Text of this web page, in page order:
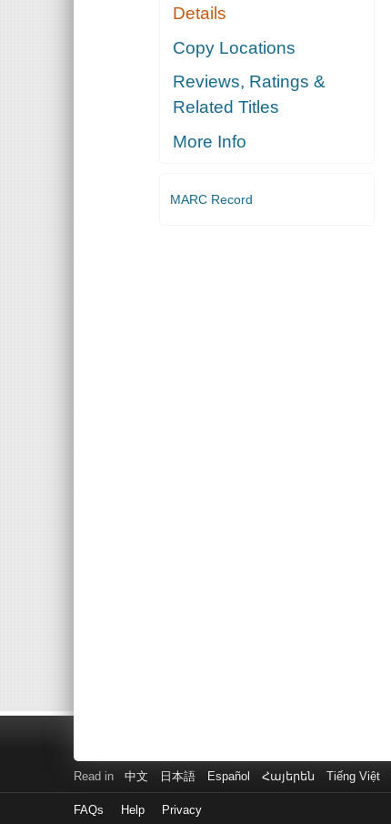
Details
Copy Locations
Reviews, Ratings &
Related Titles
More Info
MARC Record
Read in 中文 日本語 Español Հայերեն Tiếng Việt
FAQs Help Privacy